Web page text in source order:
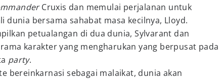
Cruxis dan memulai perjalanan untuk
dunia bersama sahabat masa kecilnya, Lloyd.
petualangan di dua dunia, Sylvarant dan
karakter yang mengharukan yang berpusat pada
party.
bereinkarnasi sebagai malaikat, dunia akan